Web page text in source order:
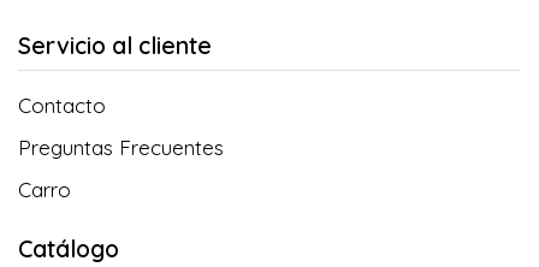
Servicio al cliente
Contacto
Preguntas Frecuentes
Carro
Catálogo